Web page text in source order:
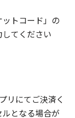
トコード」の
してください
リにてご決済く
となる場合が